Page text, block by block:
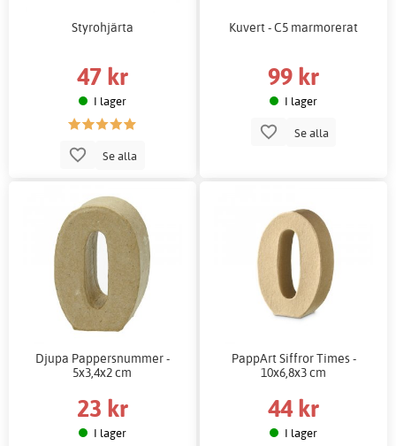
Styrohjärta
47 kr
I lager
Se alla
Kuvert - C5 marmorerat
99 kr
I lager
Se alla
Djupa Pappersnummer -
5x3,4x2 cm
23 kr
I lager
PappArt Siffror Times -
10x6,8x3 cm
44 kr
I lager